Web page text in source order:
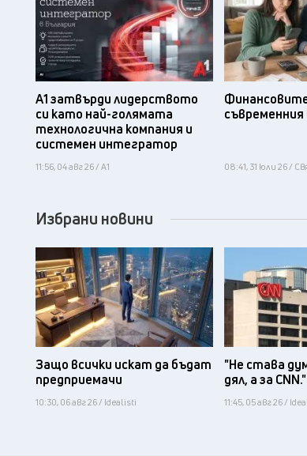
А1 затвърди лидерството
си като най-голямата
технологична компания и
системен интегратор
11:56, 04 авг 26 / А1
съвременния
08:41, 31 юли 26 /
Избрани новини
Защо всички искат да бъдат
предприемачи
10:30, 06 авг 26 / Idealisti
"Не става
дял, а за CNN."
11:45, 05 авг 26 /